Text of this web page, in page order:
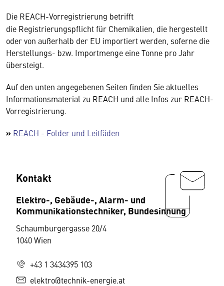
Die REACH-Vorregistrierung betrifft
die Registrierungspflicht für Chemikalien, die hergestellt
oder von außerhalb der EU importiert werden, soferne die
Herstellungs- bzw. Importmenge eine Tonne pro Jahr
übersteigt.​
Auf den unten angegebenen Seiten finden Sie aktuelles
Informationsmaterial zu REACH und alle Infos zur REACH-
Vorregistrierung.​
» REACH - Folder und Leitfäden
Kontakt
Elektro-, Gebäude-, Alarm- und
Kommunikationstechniker, Bundesinnung
Schaumburgergasse 20/4
1040 Wien
+43 1 3434395 103
elektro@technik-energie.at